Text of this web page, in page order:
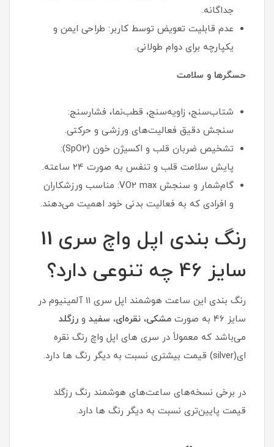
جداگانه.
عدم قابلیت تعویض توسط کاربر: طراحی ایمن و
یکپارچه برای دوام طولانی.
حسگرها و سلامت
شتاب‌سنج، زاویه‌سنج، قطب‌نما، فشارسنج:
سنجش دقیق فعالیت‌های ورزشی و حرکتی.
تشخیص ضربان قلب و اکسیژن خون (SpO2):
پایش سلامت قلب و تنفس به صورت 24 ساعته.
گام‌شمار و سنجش VO2 max: مناسب ورزشکاران
و افرادی که به فعالیت بدنی خود اهمیت می‌دهند.
رنگ بندی اپل واچ سری 11
سایز 46 چه تنوعی دارد؟
رنگ بندی این ساعت هوشمند اپل سری 11 آلمینیوم در
سایز 46 به صورت
مشکی، نقره‌ای، سفید و رزگلد
می‌باشد که معمولاً در سری های اپل واچ رنگ نقره
ای(silver) قیمت بیشتری نسبت به دیگر رنگ ها دارد.
در برخی نسخه‌های ساعت‌های هوشمند رنگ رزگلد
قیمت پایین‌تری نسبت به دیگر رنگ ها دارد.